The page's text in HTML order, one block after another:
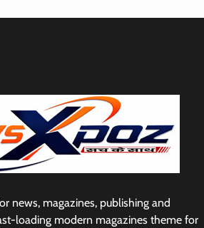
news, magazines, publishing and
loading modern magazines theme for